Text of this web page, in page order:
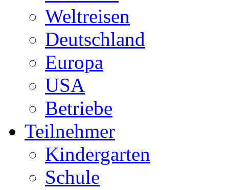
Weltreisen
Deutschland
Europa
USA
Betriebe
Teilnehmer
Kindergarten
Schule